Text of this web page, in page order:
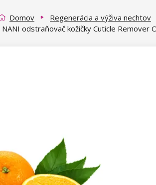
Domov Regenerácia a výživa nechtov
NANI odstraňovač kožičky Cuticle Remover